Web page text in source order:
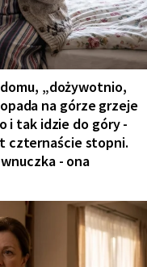
„dożywotnio,
na górze grzeje
i tak idzie do góry -
czternaście stopni.
- ona